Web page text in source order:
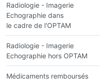
Radiologie - Imagerie
Echographie dans
le cadre de l'OPTAM
Radiologie - Imagerie
Echographie hors OPTAM
Médicaments remboursés